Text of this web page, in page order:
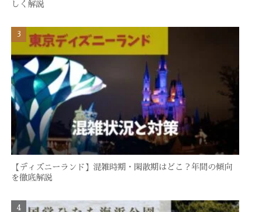
しく解説
【ディズニーランド】混雑時期・閑散期はどこ？年間の傾向
を徹底解説